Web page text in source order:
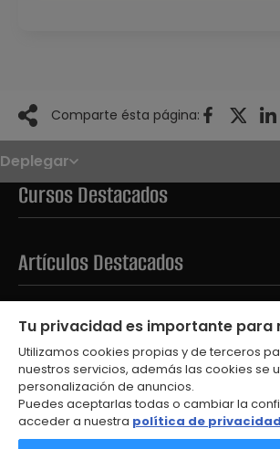
Comparte ésta página:
Deplegar
Noticias
Oposiciones
Convocatorias
Paso paso
Cursos Destacados
Artículos Destacados
Tests Destacados
Tu privacidad es importante para
Utilizamos cookies propias y de terceros
nuestros servicios, además las cookies se
personalización de anuncios.
Puedes aceptarlas todas o cambiar la
acceder a nuestra política de privacidad